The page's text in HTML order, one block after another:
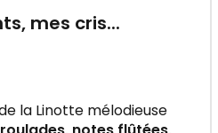
mes cris...
la Linotte mélodieuse